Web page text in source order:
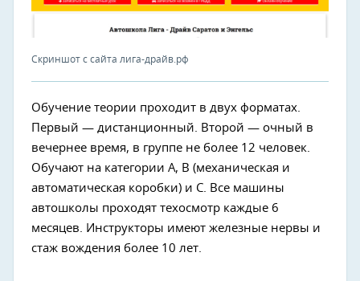
Скриншот с сайта лига-драйв.рф
Обучение теории проходит в двух форматах.
Первый — дистанционный. Второй — очный в
вечернее время, в группе не более 12 человек.
Обучают на категории А, В (механическая и
автоматическая коробки) и С. Все машины
автошколы проходят техосмотр каждые 6
месяцев. Инструкторы имеют железные нервы и
стаж вождения более 10 лет.